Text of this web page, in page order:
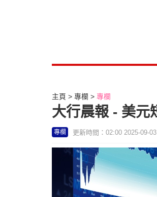
主頁 專欄 專欄
大行晨報 - 美元
專欄 更新時間：02:00 2025-09-